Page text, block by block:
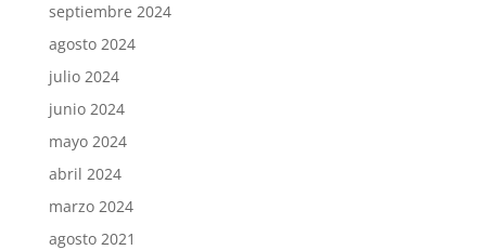
septiembre 2024
agosto 2024
julio 2024
junio 2024
mayo 2024
abril 2024
marzo 2024
agosto 2021